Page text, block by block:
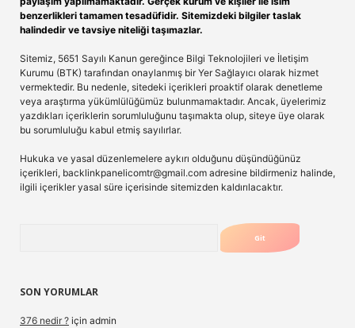
benzerlikleri tamamen tesadüfidir. Sitemizdeki bilgiler taslak
halindedir ve tavsiye niteliği taşımazlar.
Sitemiz, 5651 Sayılı Kanun gereğince Bilgi Teknolojileri ve İletişim
Kurumu (BTK) tarafından onaylanmış bir Yer Sağlayıcı olarak hizmet
vermektedir. Bu nedenle, sitedeki içerikleri proaktif olarak denetleme
veya araştırma yükümlülüğümüz bulunmamaktadır. Ancak, üyelerimiz
yazdıkları içeriklerin sorumluluğunu taşımakta olup, siteye üye olarak
bu sorumluluğu kabul etmiş sayılırlar.
Hukuka ve yasal düzenlemelere aykırı olduğunu düşündüğünüz
içerikleri, backlinkpanelicomtr@gmail.com adresine bildirmeniz halinde,
ilgili içerikler yasal süre içerisinde sitemizden kaldırılacaktır.
SON YORUMLAR
376 nedir ? için admin